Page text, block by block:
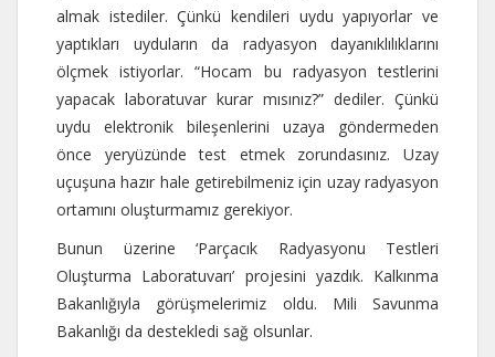
almak istediler. Çünkü kendileri uydu yapıyorlar ve
yaptıkları uyduların da radyasyon dayanıklılıklarını
ölçmek istiyorlar. “Hocam bu radyasyon testlerini
yapacak laboratuvar kurar mısınız?” dediler. Çünkü
uydu elektronik bileşenlerini uzaya göndermeden
önce yeryüzünde test etmek zorundasınız. Uzay
uçuşuna hazır hale getirebilmeniz için uzay radyasyon
ortamını oluşturmamız gerekiyor.
Bunun üzerine ‘Parçacık Radyasyonu Testleri
Oluşturma Laboratuvarı’ projesini yazdık. Kalkınma
Bakanlığıyla görüşmelerimiz oldu. Mili Savunma
Bakanlığı da destekledi sağ olsunlar.